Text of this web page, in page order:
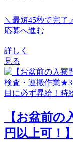
＼最短45秒で完了
応募へ進む
詳しく
見る
【お盆前の
円以上可！